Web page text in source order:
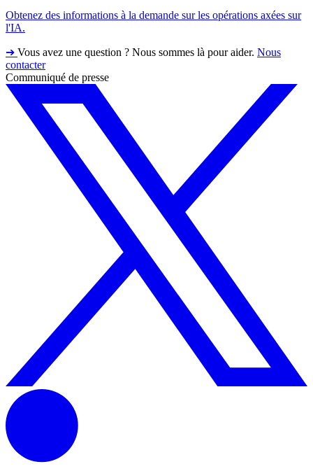
Obtenez des informations à la demande sur les opérations axées sur
l'IA.
➔ Vous avez une question ? Nous sommes là pour aider. Nous
contacter
Communiqué de presse